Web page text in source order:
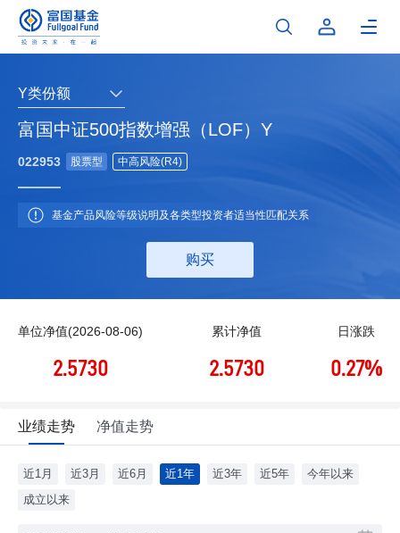
富国中证500指数增强（LOF）Y
Y类份额
022953 股票型 中高风险(R4)
基金产品风险等级说明及各类型投资者适当性匹配关系
购买
单位净值(2026-08-06)
2.5730
累计净值
2.5730
日涨跌
0.27%
业绩走势 净值走势
近1月 近3月 近6月 近1年 近3年 近5年
今年以来
成立以来